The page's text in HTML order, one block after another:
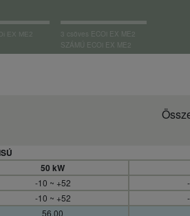
EX ME2
3 csöves ECOi EX ME2
SZÁMÚ ECOi EX ME2
sorozat
50 kW
-10 ~ +52
-10 ~ +52
56,00